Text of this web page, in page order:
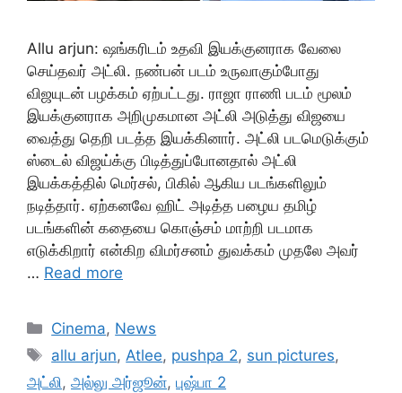
Allu arjun: ஷங்கரிடம் உதவி இயக்குனராக வேலை
செய்தவர் அட்லி. நண்பன் படம் உருவாகும்போது
விஜயுடன் பழக்கம் ஏற்பட்டது. ராஜா ராணி படம் மூலம்
இயக்குனராக அறிமுகமான அட்லி அடுத்து விஜயை
வைத்து தெறி படத்த இயக்கினார். அட்லி படமெடுக்கும்
ஸ்டைல் விஜய்க்கு பிடித்துப்போனதால் அட்லி
இயக்கத்தில் மெர்சல், பிகில் ஆகிய படங்களிலும்
நடித்தார். ஏற்கனவே ஹிட் அடித்த பழைய தமிழ்
படங்களின் கதையை கொஞ்சம் மாற்றி படமாக
எடுக்கிறார் என்கிற விமர்சனம் துவக்கம் முதலே அவர்
… Read more
Categories
Cinema, News
Tags
allu arjun,Atlee, pushpa 2, sun pictures,
அட்லி, அல்லு அர்ஜூன், புஷ்பா 2